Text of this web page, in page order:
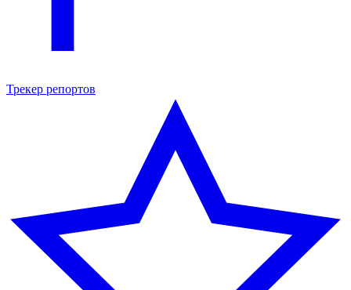
Трекер репортов